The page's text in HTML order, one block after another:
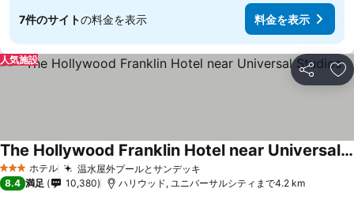
7件のサイトの料金を表示 料金を表示
シェア お
人気施設
3 ホテルのランク
ホテル 温水屋外プールとサンデッキ
The Hollywood Franklin Hotel near Universal Studios
8.4 満足 10,380 ハリウッド, ユニバーサルシティまで4.2 km